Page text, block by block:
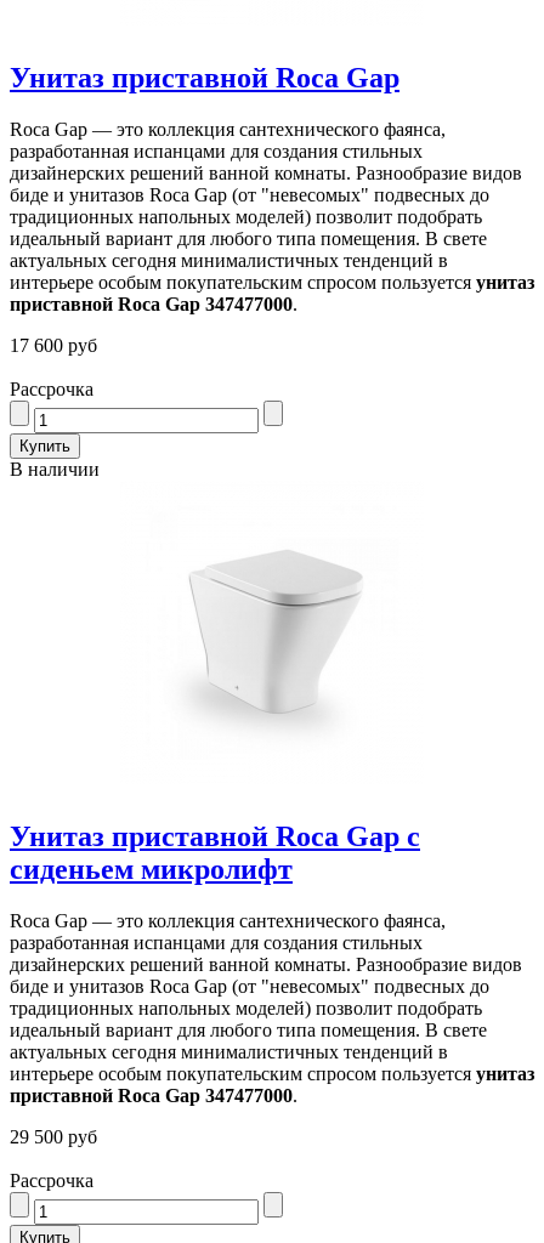
Унитаз приставной Roca Gap
Roca Gap — это коллекция сантехнического фаянса,
разработанная испанцами для создания стильных
дизайнерских решений ванной комнаты. Разнообразие видов
биде и унитазов Roca Gap (от "невесомых" подвесных до
традиционных напольных моделей) позволит подобрать
идеальный вариант для любого типа помещения. В свете
актуальных сегодня минималистичных тенденций в
интерьере особым покупательским спросом пользуется унитаз
приставной Roca Gap 347477000.
17 600 руб
Рассрочка
В наличии
Унитаз приставной Roca Gap с
сиденьем микролифт
Roca Gap — это коллекция сантехнического фаянса,
разработанная испанцами для создания стильных
дизайнерских решений ванной комнаты. Разнообразие видов
биде и унитазов Roca Gap (от "невесомых" подвесных до
традиционных напольных моделей) позволит подобрать
идеальный вариант для любого типа помещения. В свете
актуальных сегодня минималистичных тенденций в
интерьере особым покупательским спросом пользуется унитаз
приставной Roca Gap 347477000.
29 500 руб
Рассрочка